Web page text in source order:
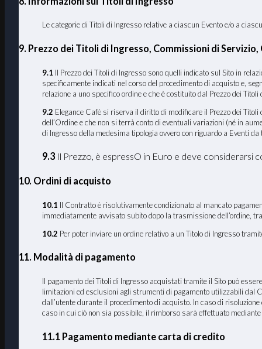
Le categorie di Titoli di Ingresso relative a ciascun Evento e/o a
9. Prezzo dei Titoli di Ingresso, Commissioni di
9.1 Il Prezzo dei Titoli di Ingresso sono quelli indicato sul Sito in
specificamente indicati nel corso del procedimento di acquisto e,
relazione a uno specifico ordine e che è costituito dal Prezzo dei Titoli
9.2 Elegance Cafè si riserva il diritto di modificare il Prezzo dei
dell’Ordine e che non si terrà conto di eventuali variazioni (né in
di Ingresso della medesima tipologia ovvero con riguardo a Eventi
9.3 Il Prezzo, è espressO in Euro e deve considerarsi
10. Ordini di acquisto
10.1 Il Contratto è risolutivamente condizionato al mancato
immediatamente avvisato subito dopo la trasmissione dell’ordine,
10.2 Per poter inviare un ordine relativo a un Titolo di Ingresso
11. Modalità di pagamento
Il pagamento dei Titoli di Ingresso acquistati tramite il Sito può
limitazioni ed esclusioni agli strumenti di pagamento utilizzabili dal
dall’utente durante il procedimento di acquisto. In caso di
caso in cui ciò non sia possibile, il rimborso sarà effettuato
11.1 Pagamento mediante carta di credito